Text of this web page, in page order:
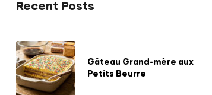
Recent Posts
Gâteau Grand-mère aux
Petits Beurre